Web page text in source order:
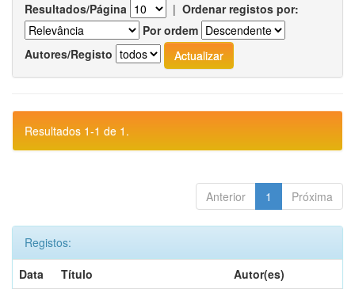
Resultados/Página | Ordenar registos por:
Por ordem
Autores/Registo
Resultados 1-1 de 1.
Anterior 1 Próxima
Registos:
Data
Título Autor(es)